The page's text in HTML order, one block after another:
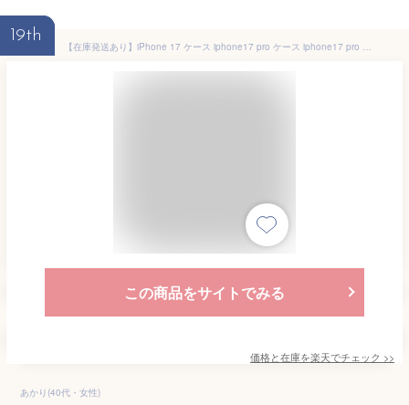
19th
【在庫発送あり】iPhone 17 ケース iphone17 pro ケース iphone17 pro max air ケース iPhone16 ケース iPhone15 ケース iPhone14 ケース 手帳型 iPhone13 カバー 革製 クリア メッキ加工 透明 カード収納 RFID スキミング防止 スタンド レンズフィルム MagSafe充電対応
この商品をサイトでみる
価格と在庫を楽天でチェック >>
あかり(40代・女性)